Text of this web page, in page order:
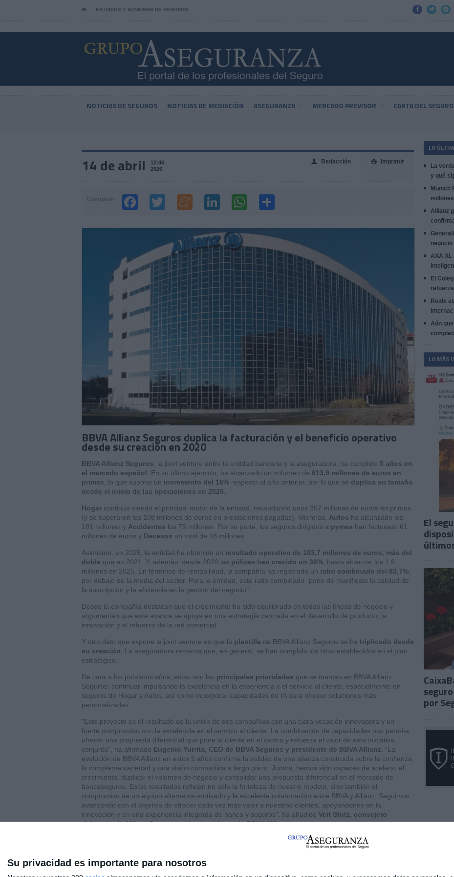
Su privacidad es importante para nosotros
⌂ ESTUDIOS Y RANKINGS DE SEGUROS   
NOTICIAS DE SEGUROS NOTICIAS DE MEDIACIÓN ASEGURANZA MERCADO PREVISOR CARTA DEL SEGURO
14 de abril
12:46
2026
 Imprimir
👤 Redacción
BBVA Allianz Seguros duplica la facturación y el beneficio operativo
desde su creación en 2020
BBVA Allianz Seguros , la joint venture entre la entidad bancaria y la aseguradora, ha cumplido 5 años en
el mercado español . En su último ejercicio, ha alcanzado un volumen de 613,9 millones de euros en
primas , lo que supone un incremento del 16% respecto al año anterior, por lo que se duplica su tamaño
desde el inicio de las operaciones en 2020.
Hogar continúa siendo el principal motor de la entidad, recaudando unos 357 millones de euros en primas
(y se superaron los 108 millones de euros en prestaciones pagadas). Mientras, Autos ha alcanzado los
101 millones y Accidentes los 75 millones. Por su parte, los seguros dirigidos a pymes han facturado 61
millones de euros y Decesos un total de 18 millones.
Asimismo, en 2025, la entidad ha obtenido un resultado operativo de 103,7 millones de euros, más del
doble que en 2021. Y, además, desde 2020 las pólizas han crecido un 36% , hasta alcanzar los 1,6
millones en 2025. En términos de rentabilidad, la compañía ha registrado un ratio combinado del 83,7%
por debajo de la media del sector. Para la entidad, este ratio combinado "pone de manifiesto la calidad de
la suscripción y la eficiencia en la gestión del negocio".
Desde la compañía destacan que el crecimiento ha sido equilibrado en todas las líneas de negocio y
argumentan que este avance se apoya en una estrategia centrada en el desarrollo de producto, la
innovación y el refuerzo de la red comercial.
Y otro dato que expone la joint venture es que la plantilla de BBVA Allianz Seguros se ha triplicado desde
su creación. La aseguradora remarca que, en general, se han cumplido los hitos establecidos en el plan
estratégico.
De cara a los próximos años, estas son las principales prioridades que se marcan en BBVA Allianz
Seguros: continuar impulsando la excelencia en la experiencia y el servicio al cliente, especialmente en
seguros de Hogar y Autos, así como incorporar capacidades de IA para ofrecer soluciones más
personalizadas.
"Este proyecto es el resultado de la unión de dos compañías con una clara vocación innovadora y un
fuerte compromiso con la excelencia en el servicio al cliente. La combinación de capacidades nos permite
ofrecer una propuesta diferencial que pone al cliente en el centro y refuerza el valor de esta iniciativa
conjunta", ha afirmado Eugenio Yurrita, CEO de BBVA Seguros y presidente de BBVA Allianz. "La
evolución de BBVA Allianz en estos 5 años confirma la solidez de una alianza construida sobre la confianza,
la complementariedad y una visión compartida a largo plazo. Juntos, hemos sido capaces de acelerar el
crecimiento, duplicar el volumen de negocio y consolidar una propuesta diferencial en el mercado de
bancaseguros. Estos resultados reflejan no solo la fortaleza de nuestro modelo, sino también el
compromiso de un equipo altamente motivado y la excelente colaboración entre BBVA y Allianz. Seguimos
avanzando con el objetivo de ofrecer cada vez más valor a nuestros clientes, apoyándonos en la
innovación y en una experiencia integrada de banca y seguros", ha añadido Veit Stutz, consejero
delegado de Allianz Seguros y vicepresidente de BBVA Allianz.
ha concluido: "La evolución de BBVA Allianz
confirma que nuestro modelo de bancaseguros es sólido, rentable y capaz de generar resultados
sostenidos en el tiempo. Cinco años después de nuestra alianza, seguimos superando objetivos,
ampliando la base de clientes y ofreciendo productos innovadores que responden a las necesidades del
LO
La
y qué
Munich
Allianz
negocio
AXA XL
El
Reale
Aún
LO MÁS
El
por